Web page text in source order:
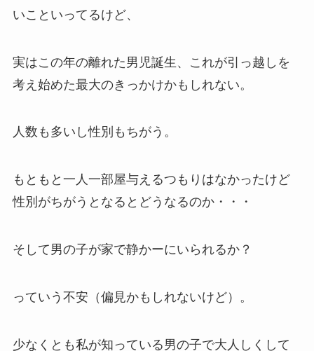
いこといってるけど、
実はこの年の離れた男児誕生、これが引っ越しを
考え始めた最大のきっかけかもしれない。
人数も多いし性別もちがう。
もともと一人一部屋与えるつもりはなかったけど
性別がちがうとなるとどうなるのか・・・
そして男の子が家で静かーにいられるか？
っていう不安（偏見かもしれないけど）。
少なくとも私が知っている男の子で大人しくして